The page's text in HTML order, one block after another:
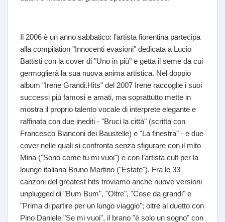
Il 2006 è un anno sabbatico: l’artista fiorentina partecipa
alla compilation "Innocenti evasioni" dedicata a Lucio
Battisti con la cover di "Uno in più" e getta il seme da cui
germoglierà la sua nuova anima artistica. Nel doppio
album "Irene Grandi.Hits" del 2007 Irene raccoglie i suoi
successi più famosi e amati, ma soprattutto mette in
mostra il proprio talento vocale di interprete elegante e
raffinata con due inediti - "Bruci la città" (scritta con
Francesco Bianconi dei Baustelle) e "La finestra" - e due
cover nelle quali si confronta senza sfigurare con il mito
Mina ("Sono come tu mi vuoi") e con l’artista cult per la
lounge italiana Bruno Martino ("Estate"). Fra le 33
canzoni del greatest hits troviamo anche nuove versioni
unplugged di "Bum Bum", "Oltre", "Cose da grandi" e
"Prima di partire per un lungo viaggio"; oltre al duetto con
Pino Daniele "Se mi vuoi", il brano "è solo un sogno" con